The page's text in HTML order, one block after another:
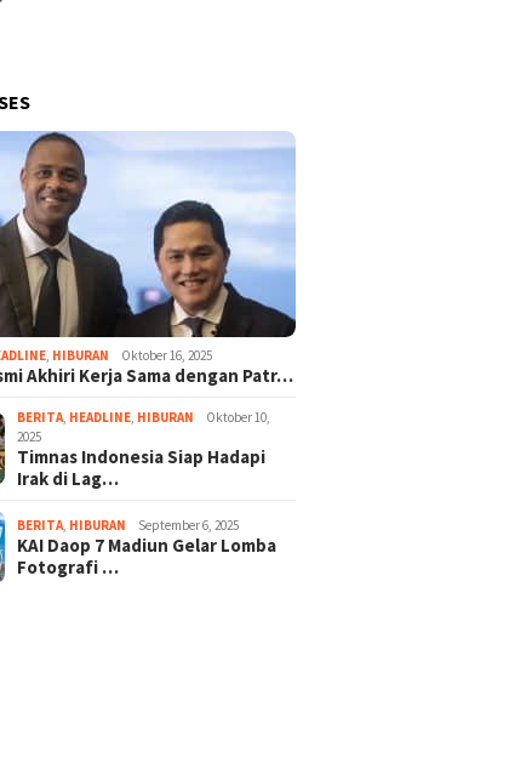
HIBURAN Oktober 16, 2025
Akhiri Kerja Sama dengan Patr…
BERITA HEADLINE HIBURAN
Oktober 10,
2025
Timnas Indonesia Siap Hadapi
Irak di Lag…
BERITA HIBURAN September 6, 2025
KAI Daop 7 Madiun Gelar Lomba
Fotografi …